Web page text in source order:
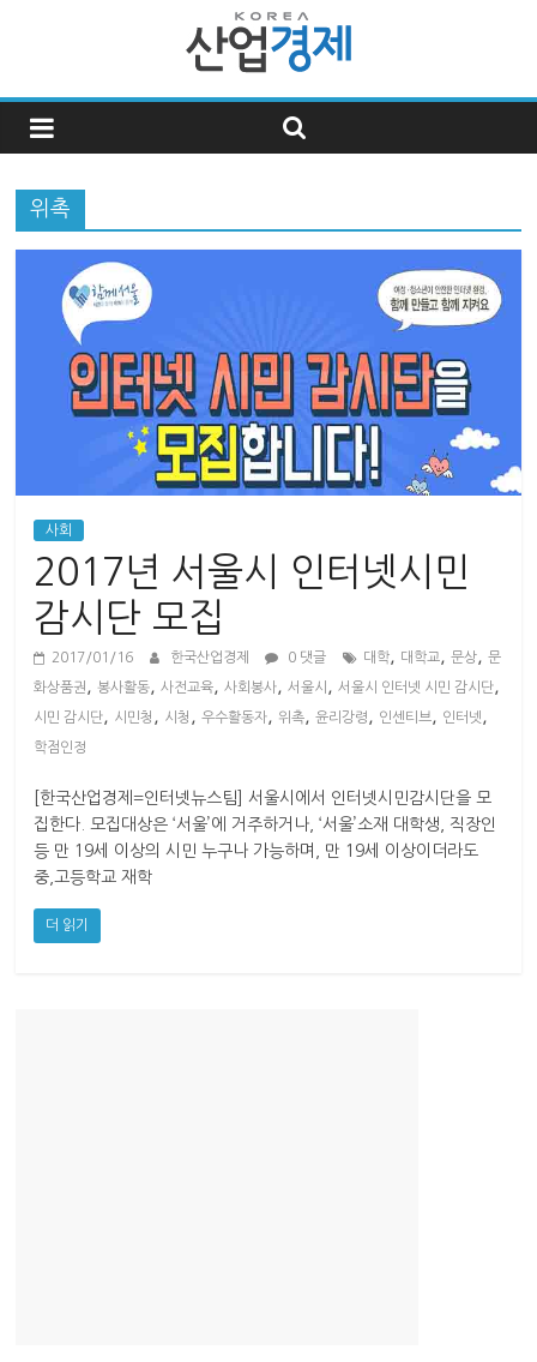
한
국
산
업
경
위촉
사회
2017년 서울시 인터넷시민
감시단 모집
2017/01/16 한국산업경제 0 댓글 대학 대학교 ,문상 ,문
화상품권 ,봉사활동 사전교육 사회봉사 서울시 서울시 인터넷 시민 감시단
시민 감시단 시민청 시청 ,우수활동자 위촉 ,윤리강령 인센티브 인터넷
학점인정
[한국산업경제=인터넷뉴스팀] 서울시에서 인터넷시민감시단을 모
집한다. 모집대상은 ‘서울’에 거주하거나, ‘서울’소재 대학생, 직장인
등 만 19세 이상의 시민 누구나 가능하며, 만 19세 이상이더라도
중,고등학교 재학
더 읽기